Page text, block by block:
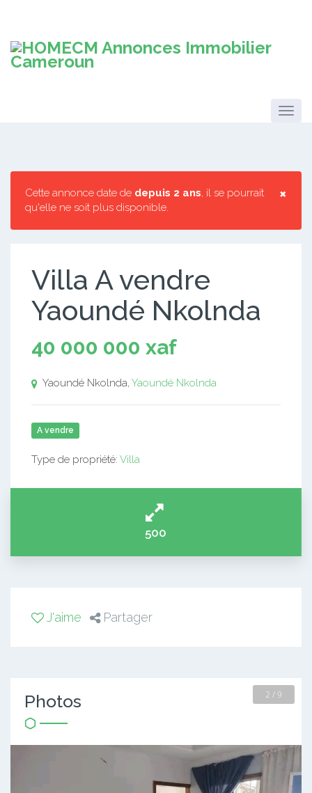
×
Cette annonce date de depuis 2 ans, il se pourrait
qu'elle ne soit plus disponible.
Villa A vendre
Yaoundé Nkolnda
40 000 000 xaf
Yaoundé Nkolnda, Yaoundé Nkolnda
A vendre
Type de propriété: Villa
500
J'aime Partager
Photos 2 / 9